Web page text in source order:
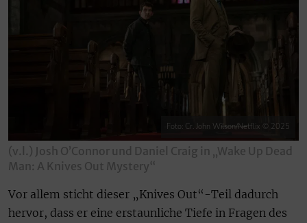
Foto: Cr. John Wilson/Netflix © 2025
(v.l.) Josh O’Connor und Daniel Craig in „Wake Up Dead
Man: A Knives Out Mystery“
Vor allem sticht dieser „Knives Out“-Teil dadurch
hervor, dass er eine erstaunliche Tiefe in Fragen des